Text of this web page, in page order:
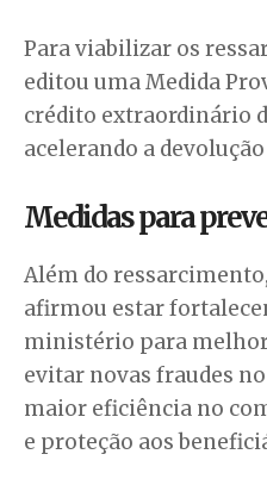
Para viabilizar os
editou uma Medida
crédito extraordinário
acelerando a
Medidas para
Além do
afirmou estar
ministério para
evitar novas fraudes
maior eficiência no
e proteção aos